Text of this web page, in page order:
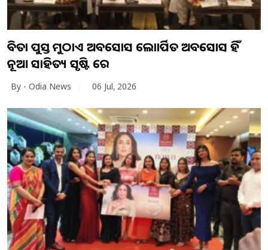
କବିତା ପୁସ୍ତକ ମୁଠାଏ ଅବସୋସ ଲୋକାର୍ପିତ ଅବସୋସ ହିଁ
ନୂଆ ସାହିତ୍ୟ ସୃଷ୍ଟି କରେ
By - Odia News 06 Jul, 2026